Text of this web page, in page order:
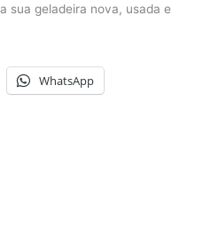
sua geladeira nova, usada e
WhatsApp